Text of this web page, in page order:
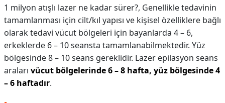
1 milyon atışlı lazer ne kadar sürer?, Genellikle tedavinin
tamamlanması için cilt/kıl yapısı ve kişisel özelliklere bağlı
olarak tedavi vücut bölgeleri için bayanlarda 4 – 6,
erkeklerde 6 – 10 seansta tamamlanabilmektedir. Yüz
bölgesinde 8 – 10 seans gereklidir. Lazer epilasyon seans
araları vücut bölgelerinde 6 – 8 hafta, yüz bölgesinde 4
– 6 haftadır.